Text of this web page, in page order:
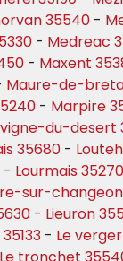
35540 -
- Medreac
- Maxent
Maure-de-
- Marpire
du-desert
35680 -
- Lourmais 35270
sur-
- Lieuron
- Le